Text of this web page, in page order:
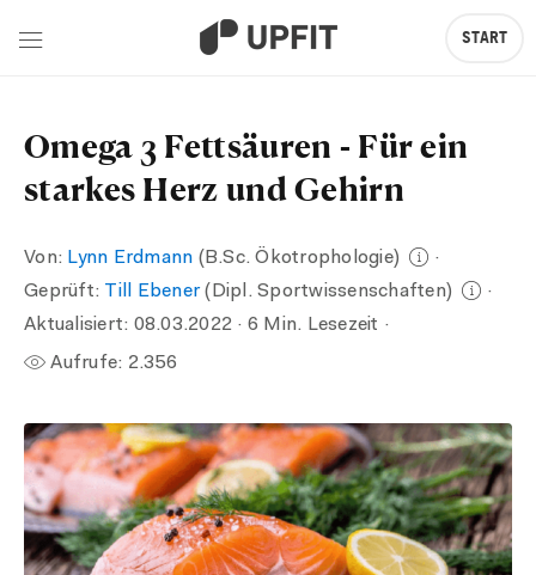
Omega 3 Fettsäuren - Für ein
starkes Herz und Gehirn
Von: Lynn Erdmann (B.Sc. Ökotrophologie)
·
Geprüft: Till Ebener(Dipl. Sportwissenschaften)
·
Aktualisiert: 08.03.2022 · 6 Min. Lesezeit ·
Aufrufe: 2.356
START